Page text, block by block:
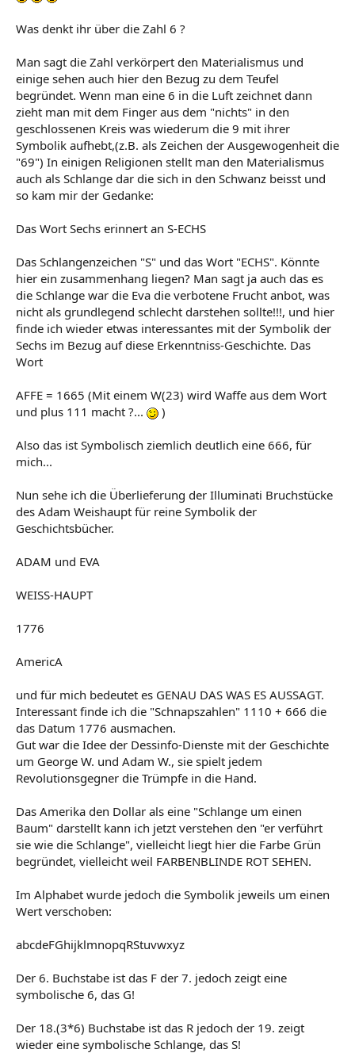
Was denkt ihr über die Zahl 6 ?
Man sagt die Zahl verkörpert den Materialismus und
einige sehen auch hier den Bezug zu dem Teufel
begründet. Wenn man eine 6 in die Luft zeichnet dann
zieht man mit dem Finger aus dem "nichts" in den
geschlossenen Kreis was wiederum die 9 mit ihrer
Symbolik aufhebt,(z.B. als Zeichen der Ausgewogenheit die
"69") In einigen Religionen stellt man den Materialismus
auch als Schlange dar die sich in den Schwanz beisst und
so kam mir der Gedanke:
Das Wort Sechs erinnert an S-ECHS
Das Schlangenzeichen "S" und das Wort "ECHS". Könnte
hier ein zusammenhang liegen? Man sagt ja auch das es
die Schlange war die Eva die verbotene Frucht anbot, was
nicht als grundlegend schlecht darstehen sollte!!!, und hier
finde ich wieder etwas interessantes mit der Symbolik der
Sechs im Bezug auf diese Erkenntniss-Geschichte. Das
Wort
AFFE = 1665 (Mit einem W(23) wird Waffe aus dem Wort
und plus 111 macht ?...
)
Also das ist Symbolisch ziemlich deutlich eine 666, für
mich...
Nun sehe ich die Überlieferung der Illuminati Bruchstücke
des Adam Weishaupt für reine Symbolik der
Geschichtsbücher.
ADAM und EVA
WEISS-HAUPT
1776
AmericA
und für mich bedeutet es GENAU DAS WAS ES AUSSAGT.
Interessant finde ich die "Schnapszahlen" 1110 + 666 die
das Datum 1776 ausmachen.
Gut war die Idee der Dessinfo-Dienste mit der Geschichte
um George W. und Adam W., sie spielt jedem
Revolutionsgegner die Trümpfe in die Hand.
Das Amerika den Dollar als eine "Schlange um einen
Baum" darstellt kann ich jetzt verstehen den "er verführt
sie wie die Schlange", vielleicht liegt hier die Farbe Grün
begründet, vielleicht weil FARBENBLINDE ROT SEHEN.
Im Alphabet wurde jedoch die Symbolik jeweils um einen
Wert verschoben:
abcdeFGhijklmnopqRStuvwxyz
Der 6. Buchstabe ist das F der 7. jedoch zeigt eine
symbolische 6, das G!
Der 18.(3*6) Buchstabe ist das R jedoch der 19. zeigt
wieder eine symbolische Schlange, das S!